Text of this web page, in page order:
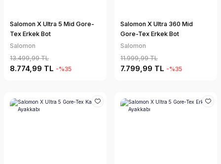
Salomon X Ultra 5 Mid Gore-
Tex Erkek Bot
Salomon
13.499,99 TL
8.774,99 TL -%35
Salomon X Ultra 360 Mid
Gore-Tex Erkek Bot
Salomon
11.999,99 TL
7.799,99 TL -%35